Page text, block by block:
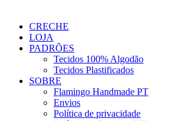
CRECHE
LOJA
PADRÕES
Tecidos 100% Algodão
Tecidos Plastificados
SOBRE
Flamingo Handmade PT
Envios
Política de privacidade